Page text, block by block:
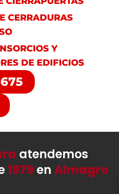
CERRADURAS
Y
DE EDIFICIOS
atendemos
1979 en Almagro